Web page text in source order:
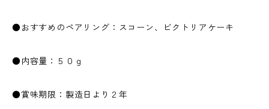
●おすすめのペアリング：スコーン、ビクトリアケーキ
●内容量：５０ｇ
●賞味期限：製造日より２年